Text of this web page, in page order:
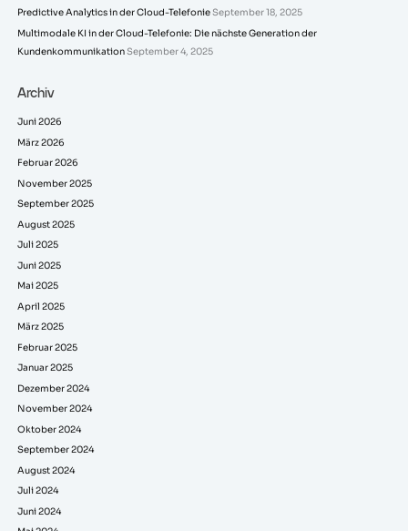
Predictive Analytics in der Cloud-TelefonieSeptember 18, 2025
Multimodale KI in der Cloud-Telefonie: Die nächste Generation der
KundenkommunikationSeptember 4, 2025
Archiv
Juni 2026
März 2026
Februar 2026
November 2025
September 2025
August 2025
Juli 2025
Juni 2025
Mai 2025
April 2025
März 2025
Februar 2025
Januar 2025
Dezember 2024
November 2024
Oktober 2024
September 2024
August 2024
Juli 2024
Juni 2024